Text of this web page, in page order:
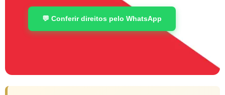
💬 Conferir direitos pelo WhatsApp